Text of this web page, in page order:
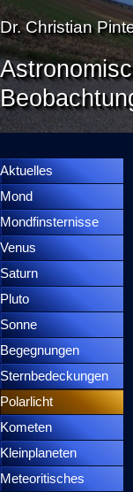
Direkt zum Seiteninhalt
Dr. Christian
Aktuelles
Mond
Mondfinsternisse
Venus
Saturn
Pluto
Sonne
Begegnungen
Sternbedeckungen
Polarlicht
Kometen
Kleinplaneten
Meteoritisches